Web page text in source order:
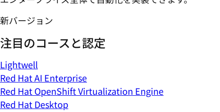
新バージョン
注目のコースと認定
Lightwell
Red Hat AI Enterprise
Red Hat OpenShift Virtualization Engine
Red Hat Desktop